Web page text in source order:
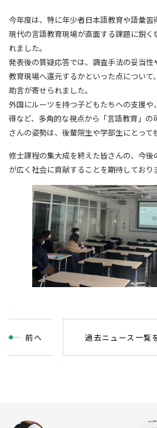
今年度は、特に年少者日本語教育や語彙習
現代の言語教育現場が直面する課題に鋭く
れました。
発表後の質疑応答では、調査手法の妥当
教育現場へ還元するかといった点について
助言が寄せられました。
外国にルーツを持つ子どもたちへの支援
得など、多角的な視点から「言語教育」
さんの姿勢は、後輩院生や学部生にとって
修士課程の集大成を終えた皆さんの、今
が広く社会に貢献することを期待しており
前へ 過去ニュース一覧